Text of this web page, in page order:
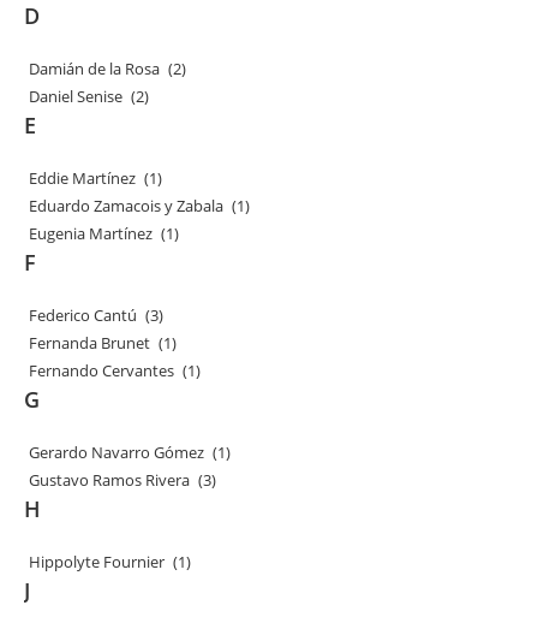
D
Damián de la Rosa (2)
Daniel Senise (2)
E
Eddie Martínez (1)
Eduardo Zamacois y Zabala (1)
Eugenia Martínez (1)
F
Federico Cantú (3)
Fernanda Brunet (1)
Fernando Cervantes (1)
G
Gerardo Navarro Gómez (1)
Gustavo Ramos Rivera (3)
H
Hippolyte Fournier (1)
J